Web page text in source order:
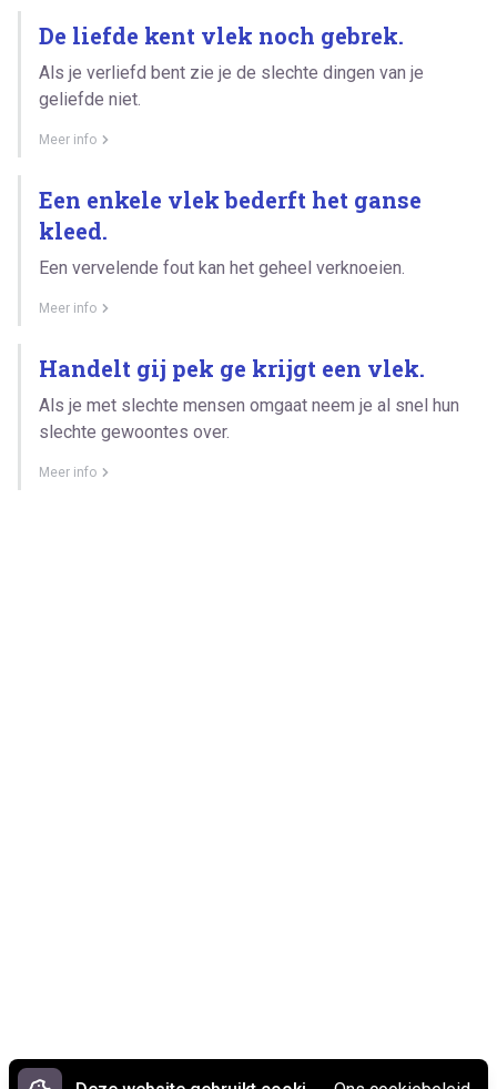
De liefde kent vlek noch gebrek.
Als je verliefd bent zie je de slechte dingen van je
geliefde niet.
Meer info
Een enkele vlek bederft het ganse
kleed.
Een vervelende fout kan het geheel verknoeien.
Meer info
Handelt gij pek ge krijgt een vlek.
Als je met slechte mensen omgaat neem je al snel hun
slechte gewoontes over.
Meer info